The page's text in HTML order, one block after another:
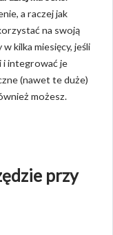
a raczej jak
na swoją
kilka miesięcy, jeśli
i integrować je
(nawet te duże)
możesz.
przy